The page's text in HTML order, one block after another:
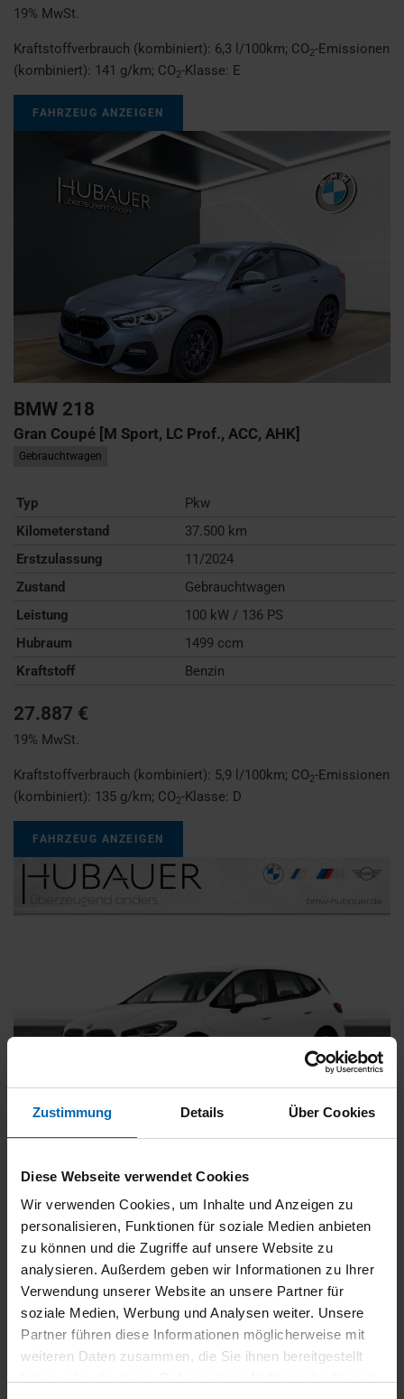
Zustimmung Details Über Cookies
Diese Webseite verwendet Cookies
Wir verwenden Cookies, um Inhalte und Anzeigen zu
personalisieren, Funktionen für soziale Medien anbieten
zu können und die Zugriffe auf unsere Website zu
analysieren. Außerdem geben wir Informationen zu Ihrer
Verwendung unserer Website an unsere Partner für
soziale Medien, Werbung und Analysen weiter. Unsere
Partner führen diese Informationen möglicherweise mit
weiteren Daten zusammen, die Sie ihnen bereitgestellt
19% MwSt.
Kraftstoffverbrauch (kombiniert): 6,3 l/100km; CO2-Emissionen
(kombiniert): 141 g/km; CO2-Klasse: E
FAHRZEUG ANZEIGEN
BMW 218
Gran Coupé [M Sport, LC Prof., ACC, AHK]
Gebrauchtwagen
Typ
Pkw
Kilometerstand
37.500 km
Erstzulassung
11/2024
Zustand
Gebrauchtwagen
Leistung
100 kW / 136 PS
Hubraum
1499 ccm
Kraftstoff
Benzin
27.887 €
19% MwSt.
Kraftstoffverbrauch (kombiniert): 5,9 l/100km; CO2-Emissionen
(kombiniert): 135 g/km; CO2-Klasse: D
FAHRZEUG ANZEIGEN
BMW 225
Gebrauchtwagen
Typ
Pkw
Kilometerstand
54.750 km
Erstzulassung
05/2023
Zustand
Gebrauchtwagen
Leistung
180 kW / 245 PS